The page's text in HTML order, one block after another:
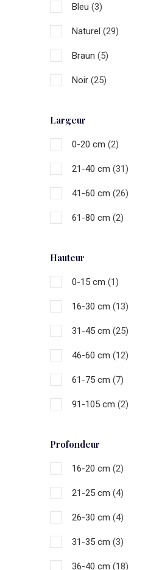
Bleu (3)
Naturel (29)
Braun (5)
Noir (25)
Largeur
0-20 cm (2)
21-40 cm (31)
41-60 cm (26)
61-80 cm (2)
Hauteur
0-15 cm (1)
16-30 cm (13)
31-45 cm (25)
46-60 cm (12)
61-75 cm (7)
91-105 cm (2)
Profondeur
16-20 cm (2)
21-25 cm (4)
26-30 cm (4)
31-35 cm (3)
36-40 cm (18)